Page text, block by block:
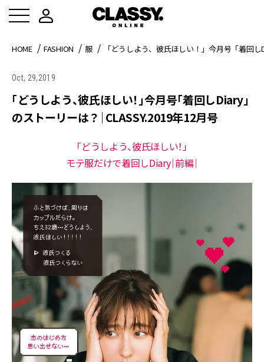
HOME FASHION 服 「どうしよう、彼氏ほしい！」今月号「着回
Oct, 29,2019
「どうしよう、彼氏ほしい！」今月号「着回しDiary」
のストーリーは？｜CLASSY.2019年12月号
「どうしよう、彼氏ほしい！」
モテ服だけで着回しDiary｜前編｜